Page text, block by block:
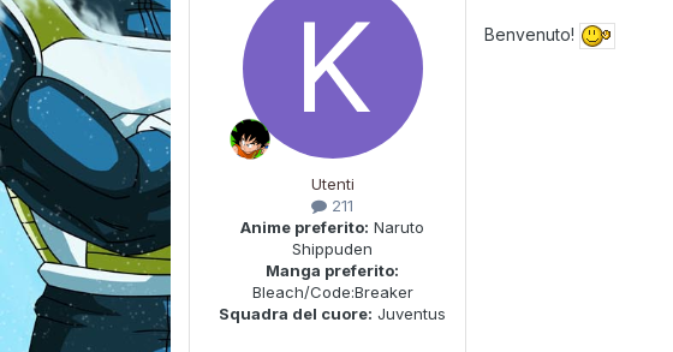
Utenti
211
Anime preferito: Naruto
Shippuden
Manga preferito:
Bleach/Code:Breaker
Squadra del cuore: Juventus
Benvenuto!